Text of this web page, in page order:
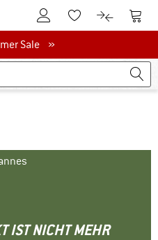
Zum KundenkontoZum Merkzettel.
Zum Zum
SaleSale »
IST NICHT MEHR